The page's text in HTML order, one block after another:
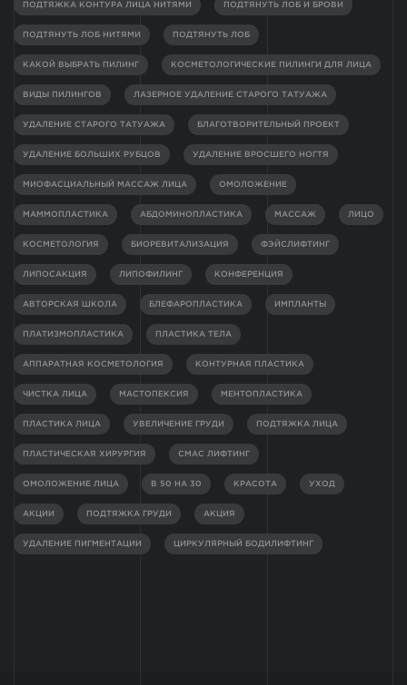
ПОДТЯЖКА КОНТУРА ЛИЦА НИТЯМИ ПОДТЯНУТЬ ЛОБ И БРОВИ
ПОДТЯНУТЬ ЛОБ НИТЯМИ ПОДТЯНУТЬ ЛОБ
КАКОЙ ВЫБРАТЬ ПИЛИНГ КОСМЕТОЛОГИЧЕСКИЕ ПИЛИНГИ ДЛЯ ЛИЦА
ВИДЫ ПИЛИНГОВ ЛАЗЕРНОЕ УДАЛЕНИЕ СТАРОГО ТАТУАЖА
УДАЛЕНИЕ СТАРОГО ТАТУАЖА БЛАГОТВОРИТЕЛЬНЫЙ ПРОЕКТ
УДАЛЕНИЕ БОЛЬШИХ РУБЦОВ УДАЛЕНИЕ ВРОСШЕГО НОГТЯ
МИОФАСЦИАЛЬНЫЙ МАССАЖ ЛИЦА ОМОЛОЖЕНИЕ
МАММОПЛАСТИКА АБДОМИНОПЛАСТИКА МАССАЖ ЛИЦО
КОСМЕТОЛОГИЯ БИОРЕВИТАЛИЗАЦИЯ ФЭЙСЛИФТИНГ
ЛИПОСАКЦИЯ ЛИПОФИЛИНГ КОНФЕРЕНЦИЯ
АВТОРСКАЯ ШКОЛА БЛЕФАРОПЛАСТИКА ИМПЛАНТЫ
ПЛАТИЗМОПЛАСТИКА ПЛАСТИКА ТЕЛА
АППАРАТНАЯ КОСМЕТОЛОГИЯ КОНТУРНАЯ ПЛАСТИКА
ЧИСТКА ЛИЦА МАСТОПЕКСИЯ МЕНТОПЛАСТИКА
ПЛАСТИКА ЛИЦА УВЕЛИЧЕНИЕ ГРУДИ ПОДТЯЖКА ЛИЦА
ПЛАСТИЧЕСКАЯ ХИРУРГИЯ СМАС ЛИФТИНГ
ОМОЛОЖЕНИЕ ЛИЦА В 50 НА 30 КРАСОТА УХОД
АКЦИИ ПОДТЯЖКА ГРУДИ АКЦИЯ
УДАЛЕНИЕ ПИГМЕНТАЦИИ ЦИРКУЛЯРНЫЙ БОДИЛИФТИНГ